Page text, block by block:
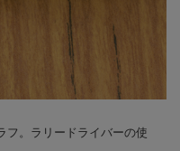
フ。ラリードライバーの使